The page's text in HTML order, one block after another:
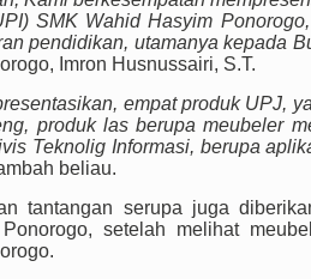
SMK Wahid Hasyim
pendidikan, utamanya kepada
Imron Husnussairi, S.T.
empat produk UPJ,
produk las berupa meubeler
Teknolig Informasi, berupa
beliau.
tantangan serupa juga
setelah melihat